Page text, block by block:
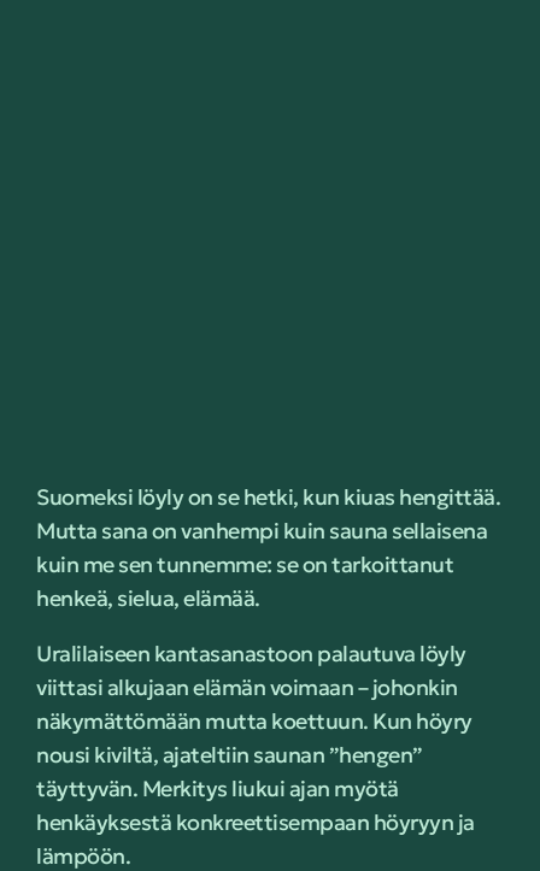
Suomeksi löyly on se hetki, kun kiuas hengittää.
Mutta sana on vanhempi kuin sauna sellaisena
kuin me sen tunnemme: se on tarkoittanut
henkeä, sielua, elämää.
Uralilaiseen kantasanastoon palautuva löyly
viittasi alkujaan elämän voimaan – johonkin
näkymättömään mutta koettuun. Kun höyry
nousi kiviltä, ajateltiin saunan ”hengen”
täyttyvän. Merkitys liukui ajan myötä
henkäyksestä konkreettisempaan höyryyn ja
lämpöön.